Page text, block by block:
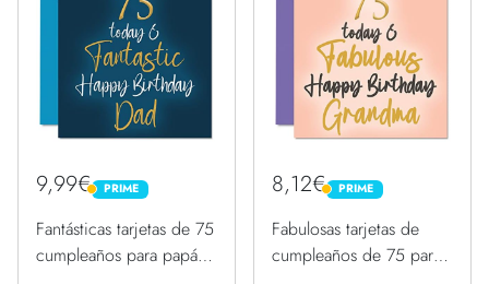
9,99€ PRIME
PRIME
Fantásticas tarjetas de 75
cumpleaños para papá,
8,12€ PRIME
PRIME
Fabulosas tarjetas de
cumpleaños de 75 para